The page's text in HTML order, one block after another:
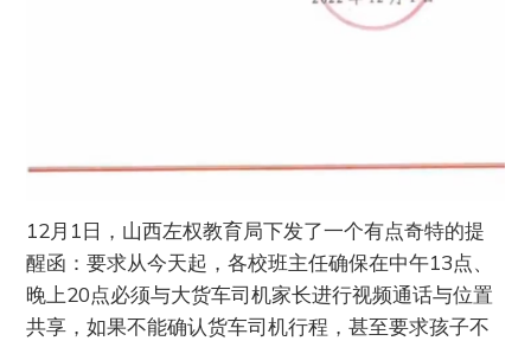
12月1日，山西左权教育局下发了一个有点奇特的提
醒函：要求从今天起，各校班主任确保在中午13点、
晚上20点必须与大货车司机家长进行视频通话与位置
共享，如果不能确认货车司机行程，甚至要求孩子不